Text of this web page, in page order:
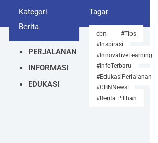
Kategori
Berita
PERJALANAN
INFORMASI
EDUKASI
Tagar
cbn
#Tips
#Inspirasi
#InnovativeLearning
#InfoTerbaru
#EdukasiPerjalanan
#CBNNews
#Berita Pilihan